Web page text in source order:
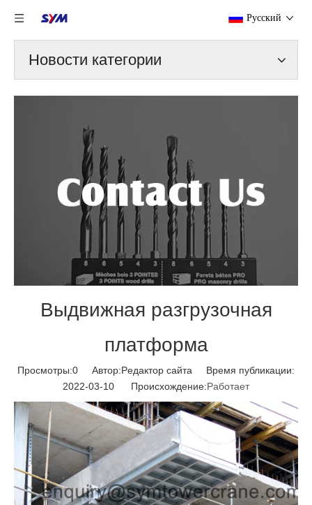
Pусский
Новости категории
Выдвижная разгрузочная
платформа
Просмотры:0 Автор:Pедактор сайта Время публикации:
2022-03-10 Происхождение:Работает